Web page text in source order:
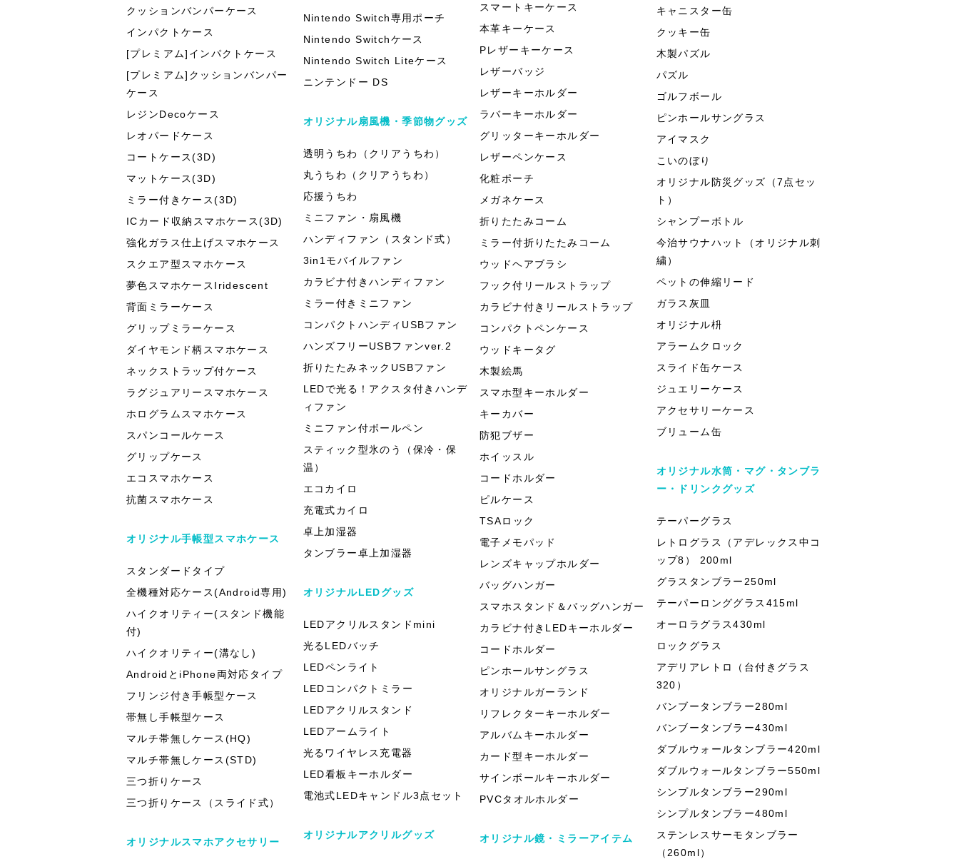
クッションバンパーケース
インパクトケース
[プレミアム]インパクトケース
[プレミアム]クッションバンパー
ケース
レジンDecoケース
レオパードケース
コートケース(3D)
マットケース(3D)
ミラー付きケース(3D)
ICカード収納スマホケース(3D)
強化ガラス仕上げスマホケース
スクエア型スマホケース
夢色スマホケースIridescent
背面ミラーケース
グリップミラーケース
ダイヤモンド柄スマホケース
ネックストラップ付ケース
ラグジュアリースマホケース
ホログラムスマホケース
スパンコールケース
グリップケース
エコスマホケース
抗菌スマホケース
オリジナル手帳型スマホケース
スタンダードタイプ
全機種対応ケース(Android専用)
ハイクオリティー(スタンド機能
付)
ハイクオリティー(溝なし)
AndroidとiPhone両対応タイプ
フリンジ付き手帳型ケース
帯無し手帳型ケース
マルチ帯無しケース(HQ)
マルチ帯無しケース(STD)
三つ折りケース
三つ折りケース（スライド式）
オリジナルスマホアクセサリー
Nintendo Switch専用ポーチ
Nintendo Switchケース
Nintendo Switch Liteケース
ニンテンドー DS
オリジナル扇風機・季節物グッズ
透明うちわ（クリアうちわ）
丸うちわ（クリアうちわ）
応援うちわ
ミニファン・扇風機
ハンディファン（スタンド式）
3in1モバイルファン
カラビナ付きハンディファン
ミラー付きミニファン
コンパクトハンディUSBファン
ハンズフリーUSBファンver.2
折りたたみネックUSBファン
LEDで光る！アクスタ付きハンデ
ィファン
ミニファン付ボールペン
スティック型氷のう（保冷・保
温）
エコカイロ
充電式カイロ
卓上加湿器
タンブラー卓上加湿器
オリジナルLEDグッズ
LEDアクリルスタンドmini
光るLEDバッチ
LEDペンライト
LEDコンパクトミラー
LEDアクリルスタンド
LEDアームライト
光るワイヤレス充電器
LED看板キーホルダー
電池式LEDキャンドル3点セット
オリジナルアクリルグッズ
スマートキーケース
本革キーケース
Pレザーキーケース
レザーバッジ
レザーキーホルダー
ラバーキーホルダー
グリッターキーホルダー
レザーペンケース
化粧ポーチ
メガネケース
折りたたみコーム
ミラー付折りたたみコーム
ウッドヘアブラシ
フック付リールストラップ
カラビナ付きリールストラップ
コンパクトペンケース
ウッドキータグ
木製絵馬
スマホ型キーホルダー
キーカバー
防犯ブザー
ホイッスル
コードホルダー
ピルケース
TSAロック
電子メモパッド
レンズキャップホルダー
バッグハンガー
スマホスタンド＆バッグハンガー
カラビナ付きLEDキーホルダー
コードホルダー
ピンホールサングラス
オリジナルガーランド
リフレクターキーホルダー
アルバムキーホルダー
カード型キーホルダー
サインボールキーホルダー
PVCタオルホルダー
オリジナル鏡・ミラーアイテム
キャニスター缶
クッキー缶
木製パズル
パズル
ゴルフボール
ピンホールサングラス
アイマスク
こいのぼり
オリジナル防災グッズ（7点セッ
ト）
シャンプーボトル
今治サウナハット（オリジナル刺
繍）
ペットの伸縮リード
ガラス灰皿
オリジナル枡
アラームクロック
スライド缶ケース
ジュエリーケース
アクセサリーケース
ブリューム缶
オリジナル水筒・マグ・タンブラ
ー・ドリンクグッズ
テーパーグラス
レトログラス（アデレックス中コ
ップ8） 200ml
グラスタンブラー250ml
テーパーロンググラス415ml
オーロラグラス430ml
ロックグラス
アデリアレトロ（台付きグラス
320）
バンブータンブラー280ml
バンブータンブラー430ml
ダブルウォールタンブラー420ml
ダブルウォールタンブラー550ml
シンプルタンブラー290ml
シンプルタンブラー480ml
ステンレスサーモタンブラー
（260ml）